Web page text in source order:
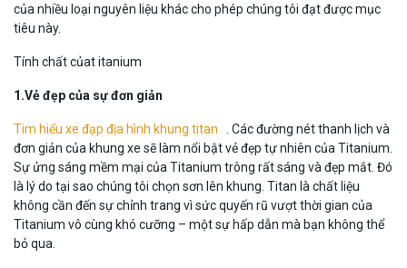
của nhiều loại nguyên liệu khác cho phép chúng tôi đạt được mục
tiêu này.
Tính chất củat itanium
1.Vẻ đẹp của sự đơn giản
Tim hiểu xe đạp địa hình khung titan . Các đường nét thanh lịch và
đơn giản của khung xe sẽ làm nổi bật vẻ đẹp tự nhiên của Titanium.
Sự ửng sáng mềm mại của Titanium trông rất sáng và đẹp mắt. Đó
là lý do tại sao chúng tôi chọn sơn lên khung. Titan là chất liệu
không cần đến sự chỉnh trang vì sức quyến rũ vượt thời gian của
Titanium vô cùng khó cưỡng – một sự hấp dẫn mà bạn không thể
bỏ qua.